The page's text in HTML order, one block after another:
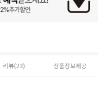
리뷰(23) 상품정보제공